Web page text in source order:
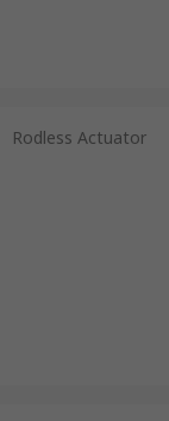
Rodless Actuator